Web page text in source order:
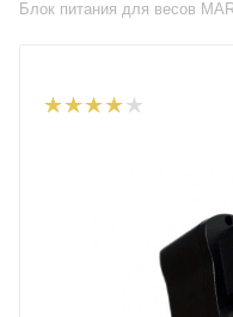
Блок питания для весов